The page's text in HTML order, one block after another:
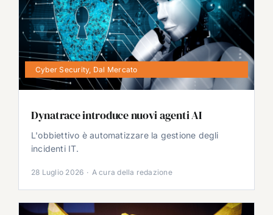
Cyber Security, Dal Mercato
Dynatrace introduce nuovi agenti AI
L'obbiettivo è automatizzare la gestione degli
incidenti IT.
28 Luglio 2026 · A cura della redazione